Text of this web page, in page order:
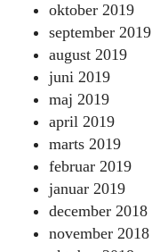
oktober 2019
september 2019
august 2019
juni 2019
maj 2019
april 2019
marts 2019
februar 2019
januar 2019
december 2018
november 2018